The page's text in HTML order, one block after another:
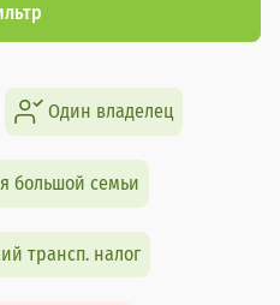
Один владелец
большой семьи
трансп. налог